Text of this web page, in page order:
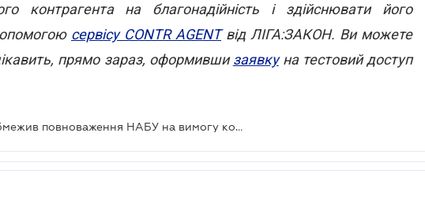
контрагента на благонадійність і здійснювати його
сервісу CONTR AGENTвід ЛІГА:ЗАКОН. Ви можете
прямо зараз, оформившизаявкуна тестовий доступ
Конституційний суд обмежив повноваження НАБУ на вимогу компанії Коломойського